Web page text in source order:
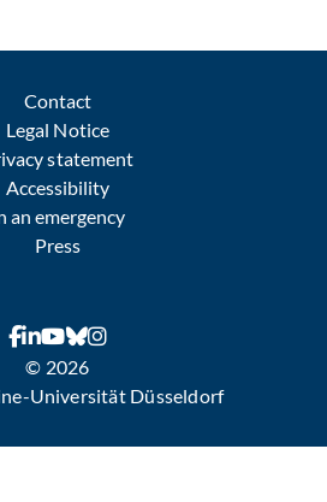
Contact
Legal Notice
statement
Accessibility
an emergency
Press
© 2026
Universität Düsseldorf